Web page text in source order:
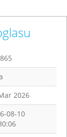
2026
08-10